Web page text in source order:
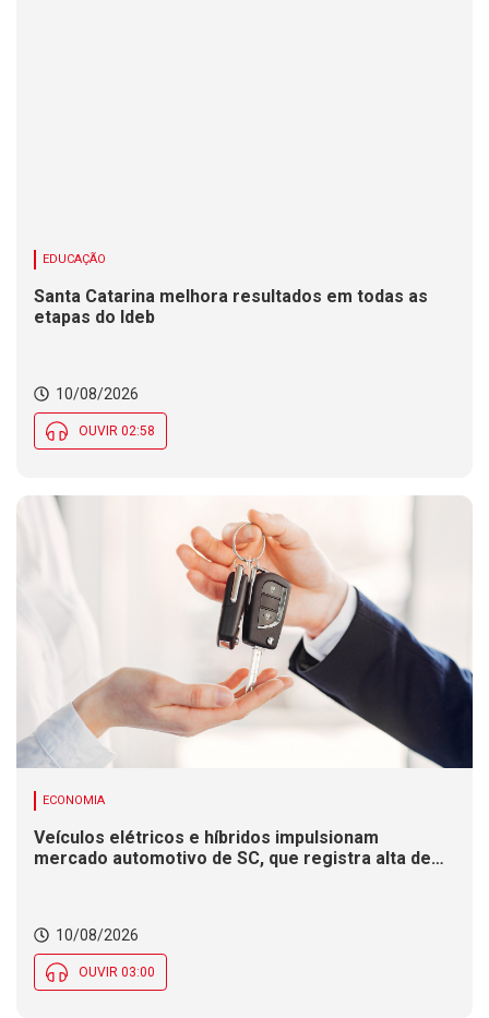
EDUCAÇÃO
Santa Catarina melhora resultados em todas as
etapas do Ideb
10/08/2026
OUVIR 02:58
ECONOMIA
Veículos elétricos e híbridos impulsionam
mercado automotivo de SC, que registra alta de
10/08/2026
OUVIR 03:00